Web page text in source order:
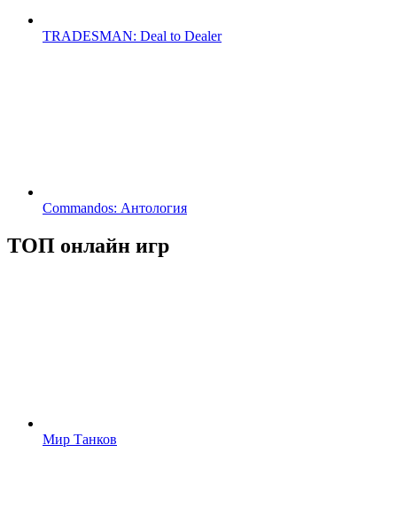
TRADESMAN: Deal to Dealer
Commandos: Антология
ТОП онлайн игр
Мир Танков